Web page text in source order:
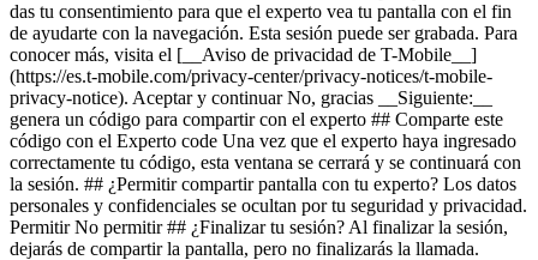
das tu consentimiento para que el experto vea tu pantalla con el fin
de ayudarte con la navegación. Esta sesión puede ser grabada. Para
conocer más, visita el [__Aviso de privacidad de T-Mobile__]
(https://es.t-mobile.com/privacy-center/privacy-notices/t-mobile-
privacy-notice). Aceptar y continuar No, gracias __Siguiente:__
genera un código para compartir con el experto ## Comparte este
código con el Experto code Una vez que el experto haya ingresado
correctamente tu código, esta ventana se cerrará y se continuará con
la sesión. ## ¿Permitir compartir pantalla con tu experto? Los datos
personales y confidenciales se ocultan por tu seguridad y privacidad.
Permitir No permitir ## ¿Finalizar tu sesión? Al finalizar la sesión,
dejarás de compartir la pantalla, pero no finalizarás la llamada.